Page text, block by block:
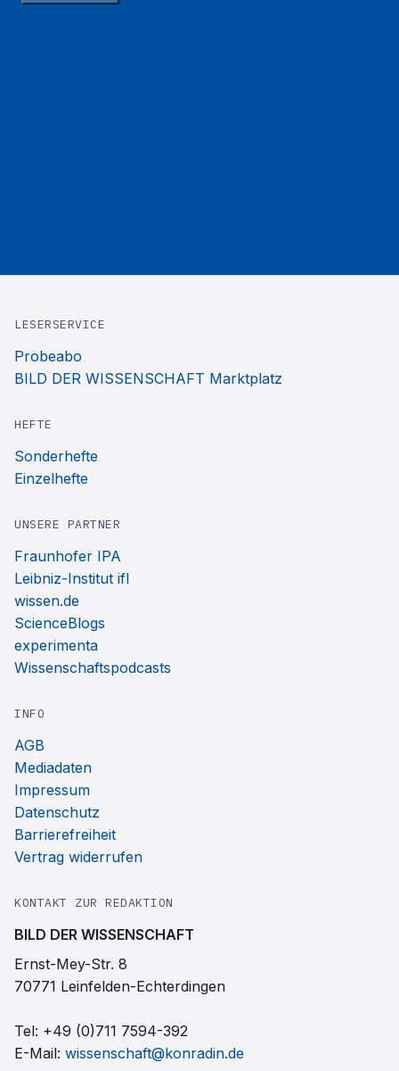
LESERSERVICE
Probeabo
BILD DER WISSENSCHAFT Marktplatz
HEFTE
Sonderhefte
Einzelhefte
UNSERE PARTNER
Fraunhofer IPA
Leibniz-Institut ifl
wissen.de
ScienceBlogs
experimenta
Wissenschaftspodcasts
INFO
AGB
Mediadaten
Impressum
Datenschutz
Barrierefreiheit
Vertrag widerrufen
KONTAKT ZUR REDAKTION
BILD DER WISSENSCHAFT
Ernst-Mey-Str. 8
70771 Leinfelden-Echterdingen
Tel: +49 (0)711 7594-392
E-Mail: wissenschaft@konradin.de